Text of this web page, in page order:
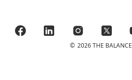
© 2026 THE BALANCE